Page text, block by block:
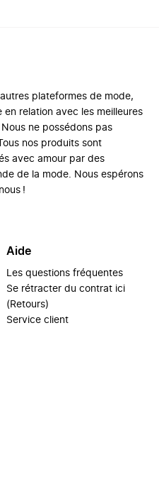
plateformes de mode,
relation avec les meilleures
ne possédons pas
nos produits sont
avec amour par des
de la mode. Nous espérons
!
Aide
Les questions fréquentes
Se rétracter du contrat ici
(Retours)
Service client